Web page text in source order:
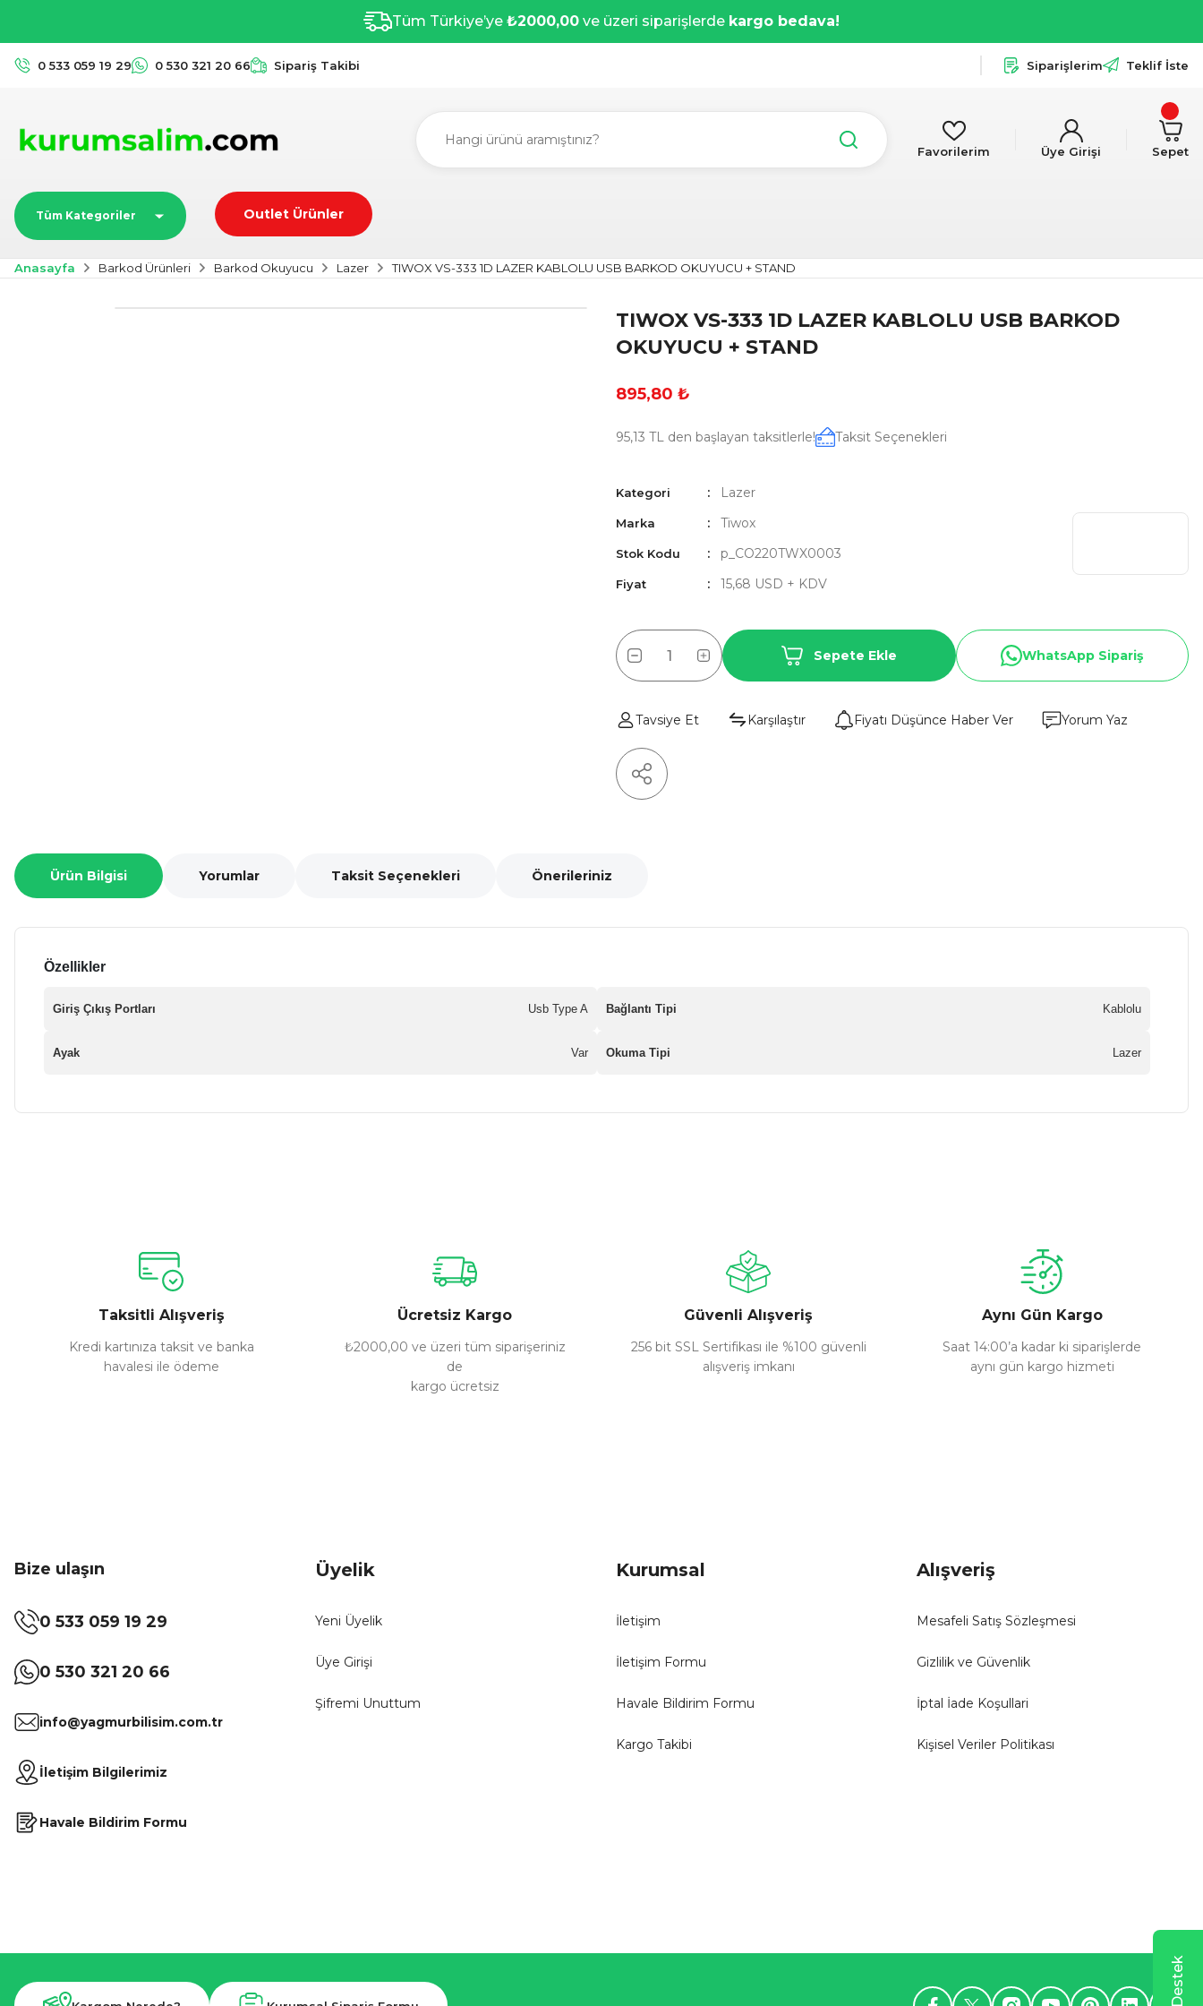
Tüm Türkiye’ye ₺2000,00 ve üzeri siparişlerde kargo bedava!
0 533 059 19 29 0 530 321 20 66 Sipariş Takibi Siparişlerim Teklif İste
Favorilerim Üye Girişi Sepet
Tüm Kategoriler Outlet Ürünler
Anasayfa Barkod Ürünleri Barkod Okuyucu Lazer TIWOX VS-333 1D LAZER KABLOLU USB BARKOD OKUYUCU + STAND
TIWOX VS-333 1D LAZER KABLOLU USB BARKOD
OKUYUCU + STAND
895,80 ₺
95,13 TL den başlayan taksitlerle! Taksit Seçenekleri
Kategori Lazer
Marka Tiwox
Stok Kodu p_CO220TWX0003
Fiyat 15,68 USD + KDV
Sepete Ekle WhatsApp Sipariş
Tavsiye Et Karşılaştır Fiyatı Düşünce Haber Ver Yorum Yaz
Ürün Bilgisi Yorumlar Taksit Seçenekleri Önerileriniz
Özellikler
Giriş Çıkış Portları Usb Type A Bağlantı Tipi Kablolu
Ayak Var Okuma Tipi Lazer
Ürün açıklamasında eksik bilgiler bulunuyor.
Ürün bilgilerinde hatalar bulunuyor.
Ürün fiyatı diğer sitelerden daha pahalı.
Bu ürüne benzer farklı alternatifler olmalı.
Taksitli Alışveriş
Kredi kartınıza taksit ve banka
havalesi ile ödeme
Ücretsiz Kargo
₺2000,00 ve üzeri tüm siparişeriniz
de
kargo ücretsiz
Güvenli Alışveriş
256 bit SSL Sertifikası ile %100 güvenli
alışveriş imkanı
Aynı Gün Kargo
Saat 14:00’a kadar ki siparişlerde
aynı gün kargo hizmeti
Bize ulaşın
0 533 059 19 29
0 530 321 20 66
info@yagmurbilisim.com.tr
İletişim Bilgilerimiz
Havale Bildirim Formu
Üyelik
Yeni Üyelik
Üye Girişi
Şifremi Unuttum
Kurumsal
İletişim
İletişim Formu
Havale Bildirim Formu
Kargo Takibi
Alışveriş
Mesafeli Satış Sözleşmesi
Gizlilik ve Güvenlik
İptal İade Koşullari
Kişisel Veriler Politikası